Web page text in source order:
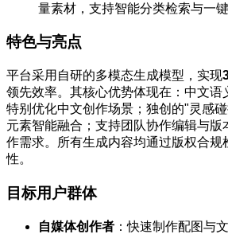
量素材，支持智能分类检索与一
特色与亮点
平台采用自研的多模态生成模型，实现
领先效率。其核心优势体现在：中文语
特别优化中文创作场景；独创的"灵感
元素智能融合；支持团队协作编辑与版
作需求。所有生成内容均通过版权合规
性。
目标用户群体
自媒体创作者 ：快速制作配图与